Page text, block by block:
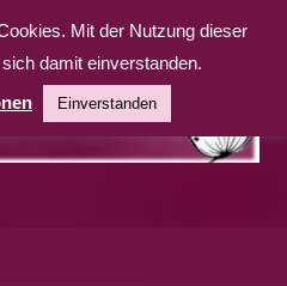
Mit der Nutzung dieser
damit einverstanden.
Einverstanden